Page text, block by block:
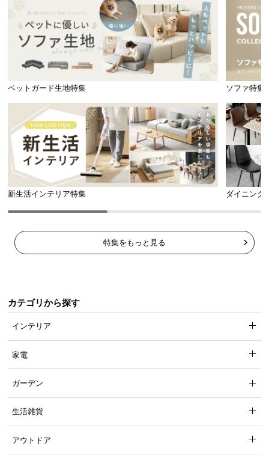
ペットガード生地特集 ソファ特集
新生活インテリア特集 ダイニング
特集をもっと見る
カテゴリから探す
インテリア
家電
ガーデン
生活雑貨
アウトドア